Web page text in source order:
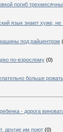
погиб
язык знают хуже, не
под райцентром
по-взрослому (0)
больше
- дорога
другие им поют (0)